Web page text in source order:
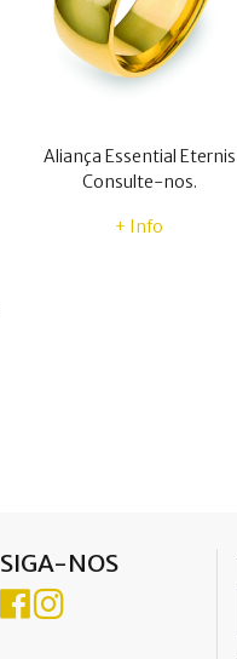
Aliança Essential Eternis
Consulte-nos.
+ Info
SIGA-NOS